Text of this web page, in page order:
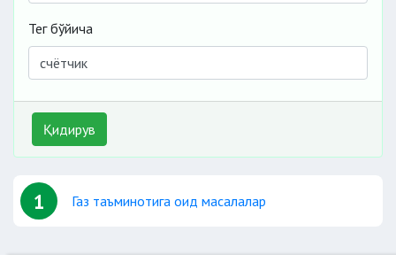
Тег бўйича
Қидирув
1 Газ таъминотига оид масалалар